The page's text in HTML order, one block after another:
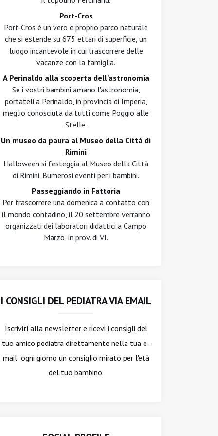
Port-Cros
Port-Cros è un vero e proprio parco naturale
che si estende su 675 ettari di superficie, un
luogo incantevole in cui trascorrere delle
vacanze con la famiglia.
A Perinaldo alla scoperta dell'astronomia
Se i vostri bambini amano l'astronomia,
portateli a Perinaldo, in provincia di Imperia,
meglio conosciuta da tutti come Poggio alle
Stelle.
Un museo da paura al Museo della Città di
Rimini
Halloween si festeggia al Museo della Città
di Rimini. Bumerosi eventi per i bambini.
Passeggiando in Fattoria
Per trascorrere una domenica a contatto con
il mondo contadino, il 20 settembre verranno
organizzati dei laboratori didattici a Campo
Marzo, in prov. di VI.
I CONSIGLI DEL PEDIATRA VIA EMAIL
Iscriviti alla newslettere ricevi i consigli del
tuo amico pediatra direttamente nella tua e-
mail: ogni giorno un consiglio mirato per l'età
del tuo bambino.